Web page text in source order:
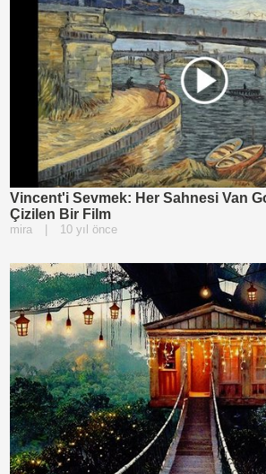
Vincent'i Sevmek: Her Sahnesi Van
Çizilen Bir Film
mira | 10 yıl önce